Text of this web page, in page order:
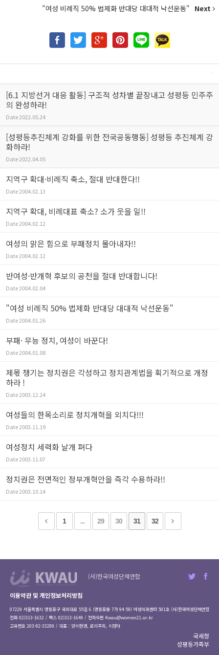
"여성 비례직 50% 법제화 반대당 대대적 낙선운동" Next
[6.1 지방선거 대응 활동] 구조적 성차별 끝장내고 성평등 민주주
의 완성하라!
Date2022.05.24
[성평등추진체계 강화를 위한 전국공동행동] 성평등 추진체계 강
화하라!
Date2022.04.05
지역구 확대·비례직 축소, 절대 반대한다!!
Date2004.02.13
지역구 확대, 비례대표 축소? 소가 웃을 일!!
Date2004.02.12
여성의 맑은 힘으로 부패정치 몰아내자!!
Date2004.02.12
반여성·반개혁 후보의 공천을 절대 반대합니다!
Date2004.02.04
"여성 비례직 50% 법제화 반대당 대대적 낙선운동"
Date2004.01.26
부패· 무능 정치, 여성이 바꾼다!
Date2004.01.08
제몫 챙기는 정치권은 각성하고 정치관계법을 획기적으로 개정
하라 !
Date2003.12.24
여성들의 한목소리로 정치개혁을 외치다!!!
Date2003.11.19
여성정치 세력화 날개 펴다
Date2003.11.07
정치권은 전면적인 정부개혁안을 즉각 수용하라!!
Date2003.10.14
1 ... 29 30 31 32
(사)한국여성단체연합
이용약관 및 개인정보처리방침
07229 서울특별시 영등포구 국회대로 55길 6 (영등포동 7가 94-59) 여성미래센터 501호 (사)한국여성단체연합
전화 02)313-1632 / 팩스 02)313-1649 / 전자우편 Kwau@women21.or.kr
고유번호 203-82-33289 / 대표 : 양이현경, 로리주희, 이정아
국세청
성평등가족부